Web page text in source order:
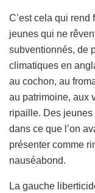
C’est cela qui
jeunes qui ne
subventionnés, de
climatiques en
au cochon, au
au patrimoine, aux
ripaille. Des
dans ce que l’on
présenter comme
nauséabond.
La gauche